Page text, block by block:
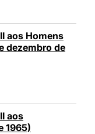
aos Homens
dezembro de
aos
1965)